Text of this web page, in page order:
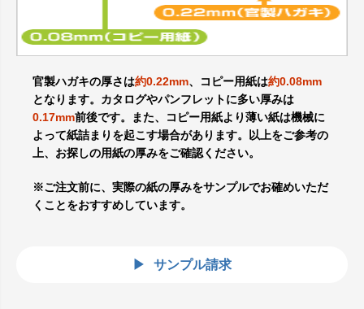
官製ハガキの厚さは約0.22mm、コピー用紙は約0.08mm
となります。カタログやパンフレットに多い厚みは
0.17mm前後です。また、コピー用紙より薄い紙は機械に
よって紙詰まりを起こす場合があります。以上をご参考の
上、お探しの用紙の厚みをご確認ください。
※ご注文前に、実際の紙の厚みをサンプルでお確めいただ
くことをおすすめしています。
サンプル請求